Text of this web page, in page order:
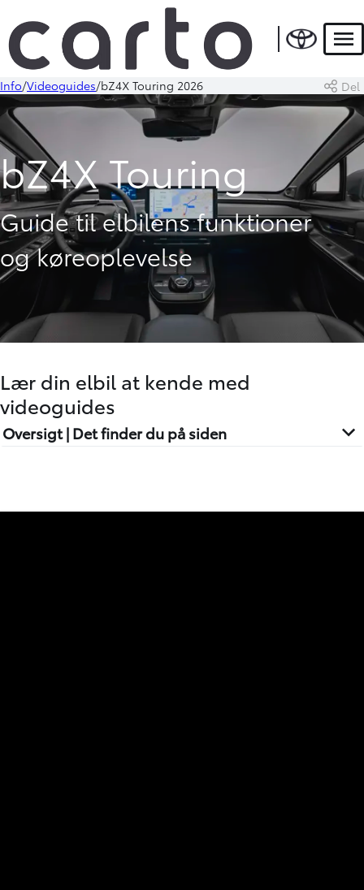
Info Videoguides bZ4X Touring 2026 Del
bZ4X Touring
Guide til elbilens funktioner
og køreoplevelse
Lær din elbil at kende med
videoguides
Oversigt | Det finder du på siden